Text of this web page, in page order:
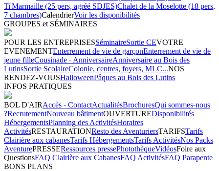
Ti'Marmaille (25 pers, agréé SDJES)Chalet de la Moselotte (18 pers,
7 chambres)CalendrierVoir les disponibilités
GROUPES et SÉMINAIRES
POUR LES ENTREPRISESSéminaireSortie CEVOTRE
EVENEMENTEnterrement de vie de garçonEnterrement de vie de
jeune filleCousinade - AnniversaireAnniversaire au Bois des
LutinsSortie ScolaireColonie, centres, foyers, MLC...NOS
RENDEZ-VOUSHalloweenPâques au Bois des Lutins
INFOS PRATIQUES
BOL D'AIRAccès - ContactActualitésBrochuresQui sommes-nous
?RecrutementNouveau bâtimentOUVERTUREDisponibilités
HébergementsPlanning des ActivitésHoraires
ActivitésRESTAURATIONResto des AventuriersTARIFSTarifs
Clairière aux cabanesTarifs HébergementsTarifs ActivitésNos Packs
AventurePRESSERessources pressePhotothèqueVidéosFoire aux
QuestionsFAQ Clairière aux CabanesFAQ ActivitésFAQ Parapente
BONS PLANS